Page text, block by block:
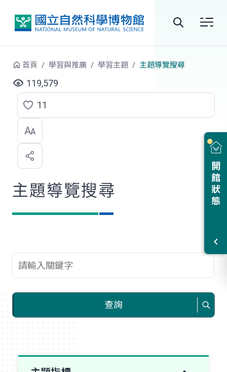
站
尋
開館狀態
首頁 學習與推廣 學習主題 主題導覽搜尋
119,579
點
選
喜
歡
11
主題導覽搜尋
查詢關鍵字
查詢